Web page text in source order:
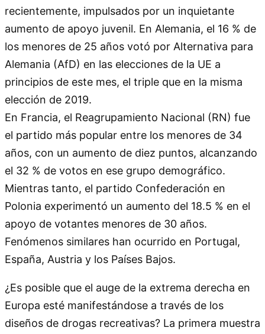
recientemente, impulsados por un inquietante
aumento de apoyo juvenil. En Alemania, el 16 % de
los menores de 25 años votó por Alternativa para
Alemania (AfD) en las elecciones de la UE a
principios de este mes, el triple que en la misma
elección de 2019.
En Francia, el Reagrupamiento Nacional (RN) fue
el partido más popular entre los menores de 34
años, con un aumento de diez puntos, alcanzando
el 32 % de votos en ese grupo demográfico.
Mientras tanto, el partido Confederación en
Polonia experimentó un aumento del 18.5 % en el
apoyo de votantes menores de 30 años.
Fenómenos similares han ocurrido en Portugal,
España, Austria y los Países Bajos.
¿Es posible que el auge de la extrema derecha en
Europa esté manifestándose a través de los
diseños de drogas recreativas? La primera muestra